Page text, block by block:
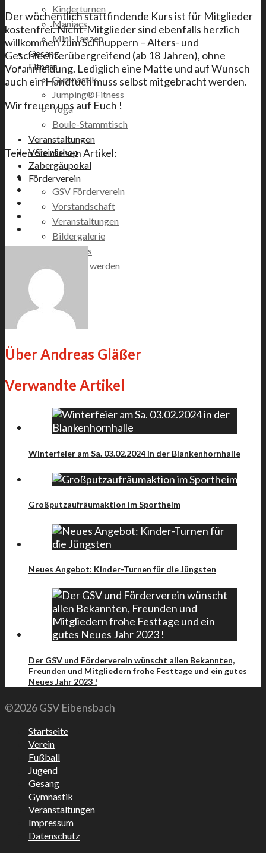
Kinderturnen
Maniacs
Mini-Tanzen
Gesang
Fitness
Gymnastik
Jumping®Fitness
Yoga
Boule-Stammtisch
Veranstaltungen
Vereinsshop
Zabergäupokal
Förderverein
GSV Förderverein
Vorstandschaft
Veranstaltungen
Bildergalerie
Backhaus
Mitglied werden
Satzung
Der wöchentlich stattfindende Kurs ist für Mitglieder
kostenfrei. Nicht-Mitglieder sind ebenfalls herzlich
willkommen zum Schnuppern – Alters- und
Geschlechterübergreifend (ab 18 Jahren), ohne
Voranmeldung. Lediglich eine Matte und auf Wunsch
auch ein Handtuch muss selbst mitgebracht werden.
Wir freuen uns auf Euch !
Teilen Sie diesen Artikel:
ÜberAndreas Gläßer
Verwandte Artikel
Winterfeier am Sa. 03.02.2024 in der Blankenhornhalle
Großputzaufräumaktion im Sportheim
Neues Angebot: Kinder-Turnen für die Jüngsten
Der GSV und Förderverein wünscht allen Bekannten,
Freunden und Mitgliedern frohe Festtage und ein gutes
Neues Jahr 2023 !
©2026 GSV Eibensbach
Startseite
Verein
Fußball
Jugend
Gesang
Gymnastik
Veranstaltungen
Impressum
Datenschutz